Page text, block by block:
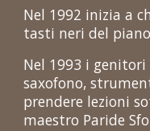
Nel 1992 inizia a
tasti neri del
Nel 1993 i
saxofono,
prendere lezioni
maestro Paride